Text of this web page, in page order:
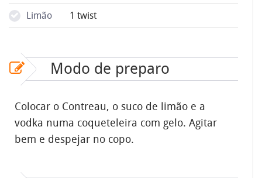
Limão 1 twist
Modo de preparo
Colocar o Contreau, o suco de limão e a
vodka numa coqueteleira com gelo. Agitar
bem e despejar no copo.